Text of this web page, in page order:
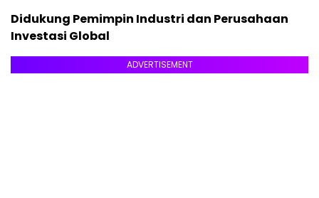
Didukung Pemimpin Industri dan Perusahaan
Investasi Global
ADVERTISEMENT